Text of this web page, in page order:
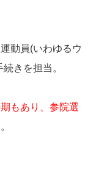
動員(いわゆるウ
きを担当。
もあり、参院選